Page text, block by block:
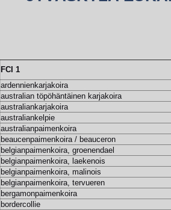
FCI 1
ardennienkarjakoira
australian töpöhäntäinen karjakoira
australiankarjakoira
australiankelpie
australianpaimenkoira
beaucenpaimenkoira / beauceron
belgianpaimenkoira, groenendael
belgianpaimenkoira, laekenois
belgianpaimenkoira, malinois
belgianpaimenkoira, tervueren
bergamonpaimenkoira
bordercollie